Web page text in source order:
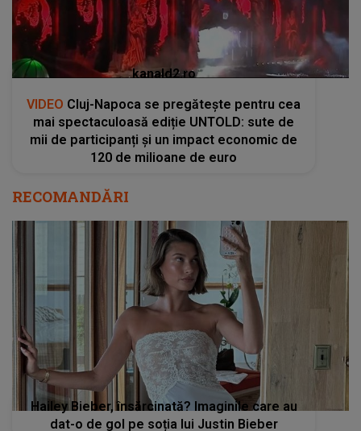
kanald2.ro
VIDEO Cluj-Napoca se pregătește pentru cea
mai spectaculoasă ediție UNTOLD: sute de
mii de participanți și un impact economic de
120 de milioane de euro
RECOMANDĂRI
Hailey Bieber, însărcinată? Imaginile care au
dat-o de gol pe soția lui Justin Bieber